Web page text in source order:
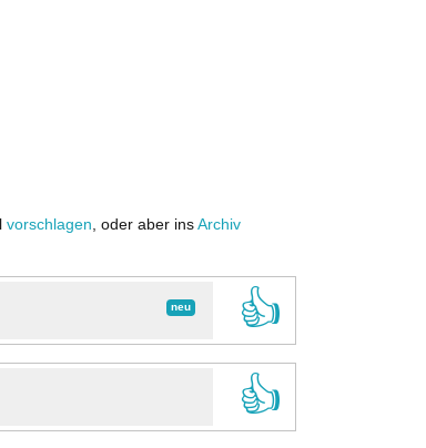
vorschlagen , oder aber ins Archiv
neu
👍
👍